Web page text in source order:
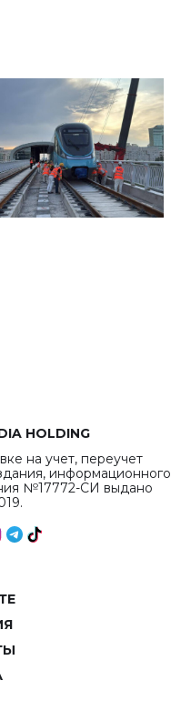
HOLDING
на учет, переучет
информационного
№17772-СИ выдано